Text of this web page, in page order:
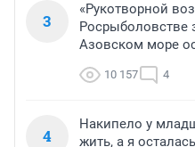
3
«Рукотворной
Росрыболовстве
Азовском море
10 157 4
4
Накипело у
жить, а я